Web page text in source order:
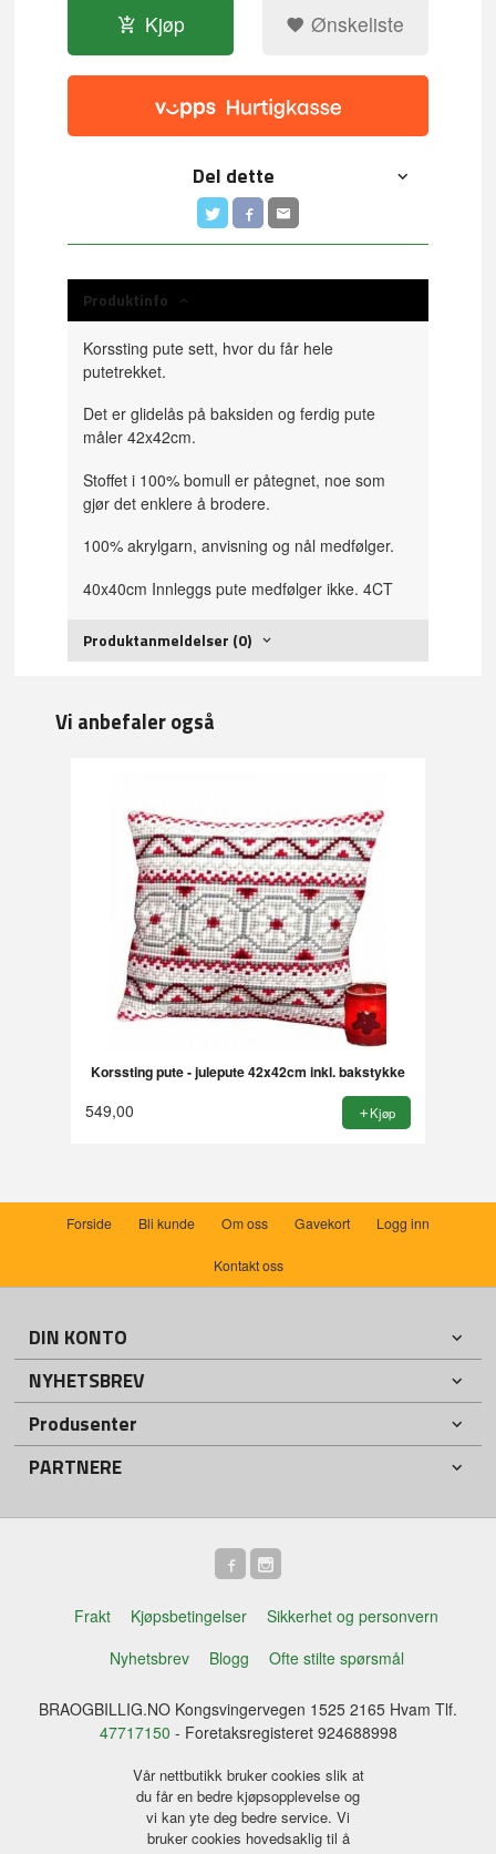
Kjøp Ønskeliste
Del dette
Produktinfo
Korssting pute sett, hvor du får hele
putetrekket.
Det er glidelås på baksiden og ferdig pute
måler 42x42cm.
Stoffet i 100% bomull er påtegnet, noe som
gjør det enklere å brodere.
100% akrylgarn, anvisning og nål medfølger.
40x40cm Innleggs pute medfølger ikke. 4CT
Produktanmeldelser (0)
Vi anbefaler også
Korssting pute - julepute 42x42cm inkl. bakstykke
549,00 Kjøp
Forside Bli kunde Om oss Gavekort Logg inn
Kontakt oss
DIN KONTO
NYHETSBREV
Produsenter
PARTNERE
Frakt Kjøpsbetingelser
Sikkerhet og personvern
Nyhetsbrev
Blogg Ofte stilte spørsmål
BRAOGBILLIG.NO Kongsvingervegen 1525 2165 Hvam Tlf.
47717150 - Foretaksregisteret 924688998
Vår nettbutikk bruker cookies slik at
du får en bedre kjøpsopplevelse og
vi kan yte deg bedre service. Vi
bruker cookies hovedsaklig til å